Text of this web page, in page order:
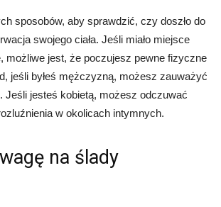
sposobów, aby sprawdzić, czy doszło do
swojego ciała. Jeśli miało miejsce
możliwe jest, że poczujesz pewne fizyczne
jeśli byłeś mężczyzną, możesz zauważyć
Jeśli jesteś kobietą, możesz odczuwać
w okolicach intymnych.
na ślady